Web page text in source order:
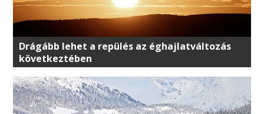
Drágább lehet a repülés az éghajlatváltozás
következtében